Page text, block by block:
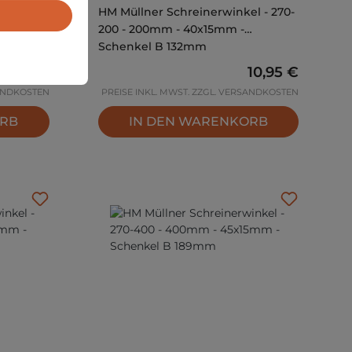
mit
-
HM Müllner Schreinerwinkel - 270-
200 - 200mm - 40x15mm -
Schenkel B 132mm
Regulärer
10,95 €
PREISE INKL. MWST. ZZGL. VERSANDKOSTEN
IN DEN WARENKORB